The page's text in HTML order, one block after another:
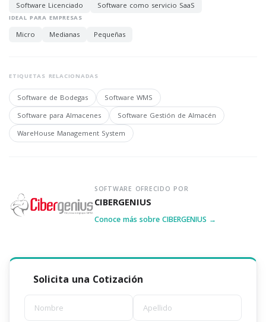
Software Licenciado Software como servicio SaaS
IDEAL PARA EMPRESAS
Micro Medianas Pequeñas
ETIQUETAS RELACIONADAS
Software de Bodegas
Software WMS
Software para Almacenes
Software Gestión de Almacén
WareHouse Management System
SOFTWARE OFRECIDO POR
CIBERGENIUS
Conoce más sobre CIBERGENIUS →
Solicita una Cotización